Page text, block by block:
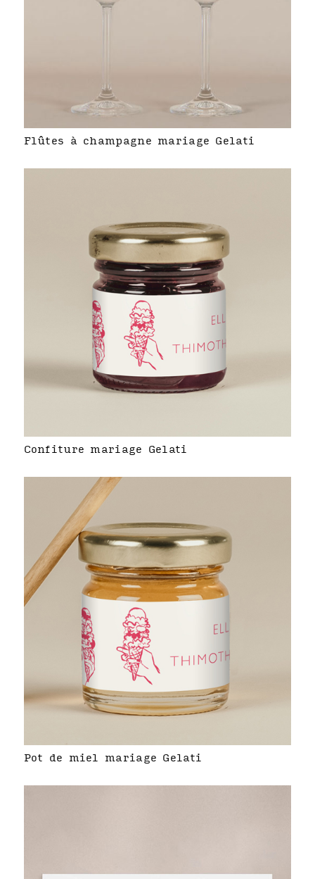
Flûtes à champagne mariage Gelati
Confiture mariage Gelati
Pot de miel mariage Gelati